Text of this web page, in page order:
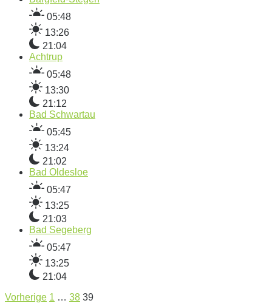
05:48
13:26
21:04
Achtrup
05:48
13:30
21:12
Bad Schwartau
05:45
13:24
21:02
Bad Oldesloe
05:47
13:25
21:03
Bad Segeberg
05:47
13:25
21:04
Vorherige 1 … 38 39